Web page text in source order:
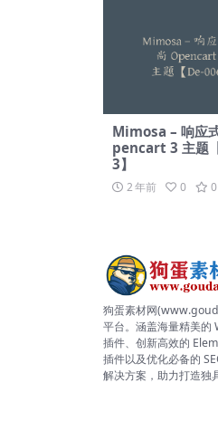
Mimosa – 响应
pencart 3 主题
3】
2 年前 0 0
狗蛋素材网
平台。涵盖海量精美的
插件、创新高效的
插件以及优化必备的
解决方案，助力打造独